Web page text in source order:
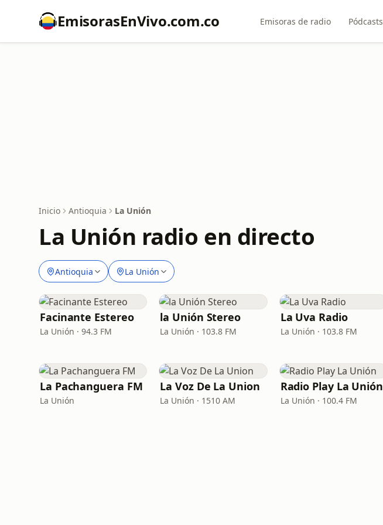
EmisorasEnVivo.com.co Emisoras de radio Pódcasts
Inicio Antioquia La Unión
La Unión radio en directo
Antioquia La Unión
Facinante Estereo
La Unión · 94.3 FM
la Unión Stereo
La Unión · 103.8 FM
La Uva Radio
La Unión · 103.8 FM
La Pachanguera FM
La Unión
La Voz De La Union
La Unión · 1510 AM
Radio Play La Unión
La Unión · 100.4 FM